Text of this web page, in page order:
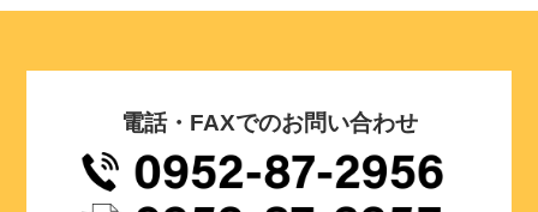
電話・FAXでのお問い合わせ